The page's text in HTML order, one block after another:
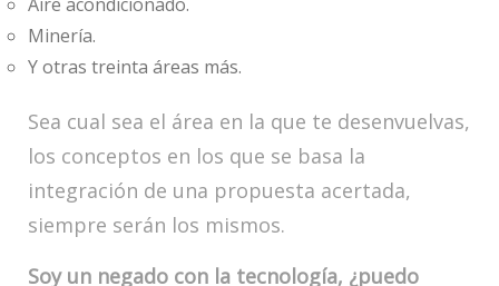
Minería.
Y otras treinta áreas más.
Sea cual sea el área en la que te desenvuelvas,
los conceptos en los que se basa la
integración de una propuesta acertada,
siempre serán los mismos.
Soy un negado con la tecnología, ¿puedo